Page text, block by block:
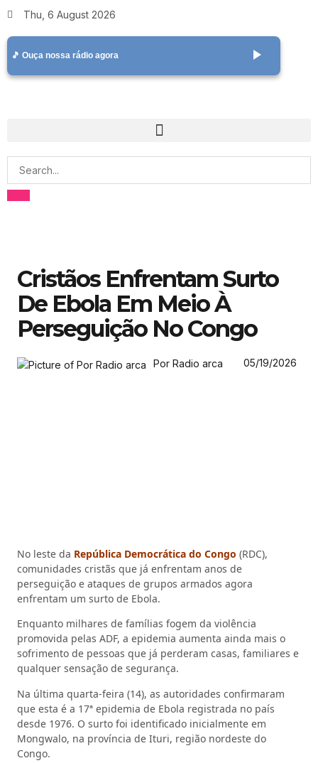
Thu, 6 August 2026
🎵 Ouça nossa rádio agora play_arrow
Cristãos Enfrentam Surto
De Ebola Em Meio À
Perseguição No Congo
Por Radio arca 05/19/2026
No leste da República Democrática do Congo (RDC),
comunidades cristãs que já enfrentam anos de
perseguição e ataques de grupos armados agora
enfrentam um surto de Ebola.
Enquanto milhares de famílias fogem da violência
promovida pelas ADF, a epidemia aumenta ainda mais o
sofrimento de pessoas que já perderam casas, familiares e
qualquer sensação de segurança.
Na última quarta-feira (14), as autoridades confirmaram
que esta é a 17ª epidemia de Ebola registrada no país
desde 1976. O surto foi identificado inicialmente em
Mongwalo, na província de Ituri, região nordeste do
Congo.